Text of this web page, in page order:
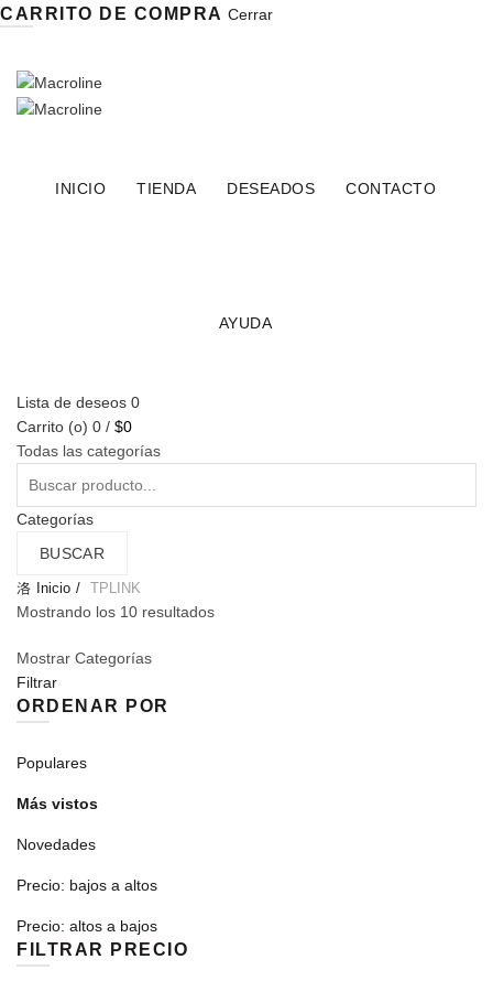
CARRITO DE COMPRA Cerrar
INICIO TIENDA DESEADOS CONTACTO
AYUDA
Lista de deseos 0
Carrito (o) 0 / $0
Todas las categorías
Categorías
BUSCAR
Inicio TPLINK
Mostrando los 10 resultadosOrdenado
Mostrar Categorías
Filtrar
ORDENAR POR
Populares
Más vistos
Novedades
Precio: bajos a altos
Precio: altos a bajos
FILTRAR PRECIO